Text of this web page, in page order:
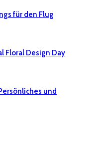
für den Flug
Floral Design Day
und